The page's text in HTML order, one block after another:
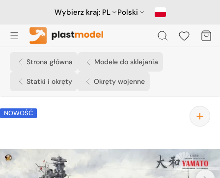
Wybierz kraj: PL Polski
Koszyk
Strona główna Modele do sklejania
Statki i okręty Okręty wojenne
NOWOŚĆ